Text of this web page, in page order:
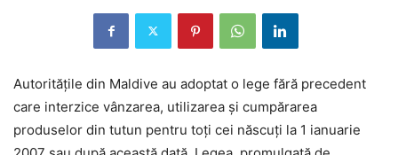
Autorităţile din Maldive au adoptat o lege fără precedent
care interzice vânzarea, utilizarea şi cumpărarea
produselor din tutun pentru toţi cei născuţi la 1 ianuarie